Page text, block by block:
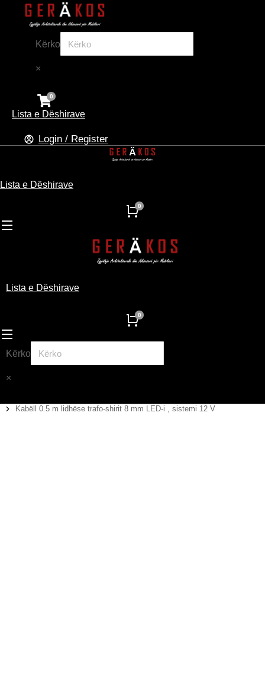
Kërko
×
Lista e Dëshirave
Login / Register
Lista e Dëshirave
Lista e Dëshirave
Kërko
×
You are here:
Kabëll 0.5 m lidhëse trafo-shirit 8 mm LED-i , sistemi 12 V